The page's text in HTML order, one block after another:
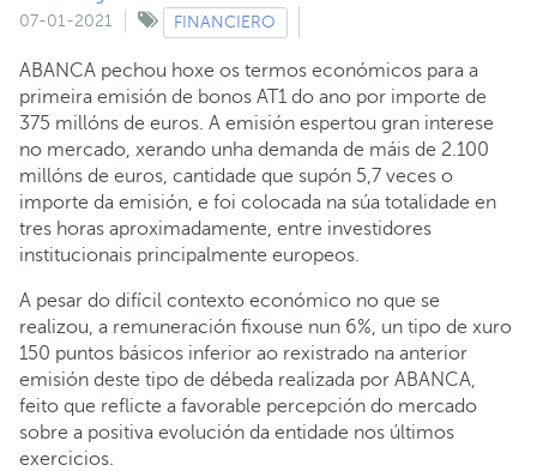
07-01-2021
FINANCIERO
ABANCA pechou hoxe os termos económicos para a
primeira emisión de bonos AT1 do ano por importe de
375 millóns de euros. A emisión espertou gran interese
no mercado, xerando unha demanda de máis de 2.100
millóns de euros, cantidade que supón 5,7 veces o
importe da emisión, e foi colocada na súa totalidade en
tres horas aproximadamente, entre investidores
institucionais principalmente europeos.
A pesar do difícil contexto económico no que se
realizou, a remuneración fixouse nun 6%, un tipo de xuro
150 puntos básicos inferior ao rexistrado na anterior
emisión deste tipo de débeda realizada por ABANCA,
feito que reflicte a favorable percepción do mercado
sobre a positiva evolución da entidade nos últimos
exercicios.